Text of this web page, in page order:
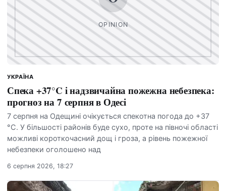
УКРАЇНА
Спека +37°C і надзвичайна пожежна небезпека:
прогноз на 7 серпня в Одесі
7 серпня на Одещині очікується спекотна погода до +37
°C. У більшості районів буде сухо, проте на півночі області
можливі короткочасний дощ і гроза, а рівень пожежної
небезпеки оголошено над
6 серпня 2026, 18:27